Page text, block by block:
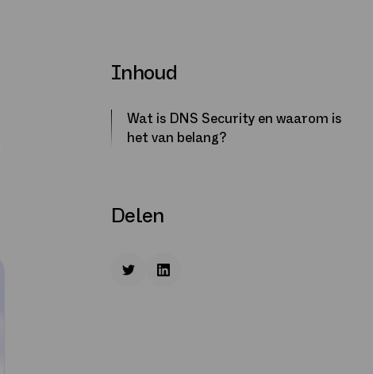
Inhoud
Wat is DNS Security en waarom is
het van belang?
Delen